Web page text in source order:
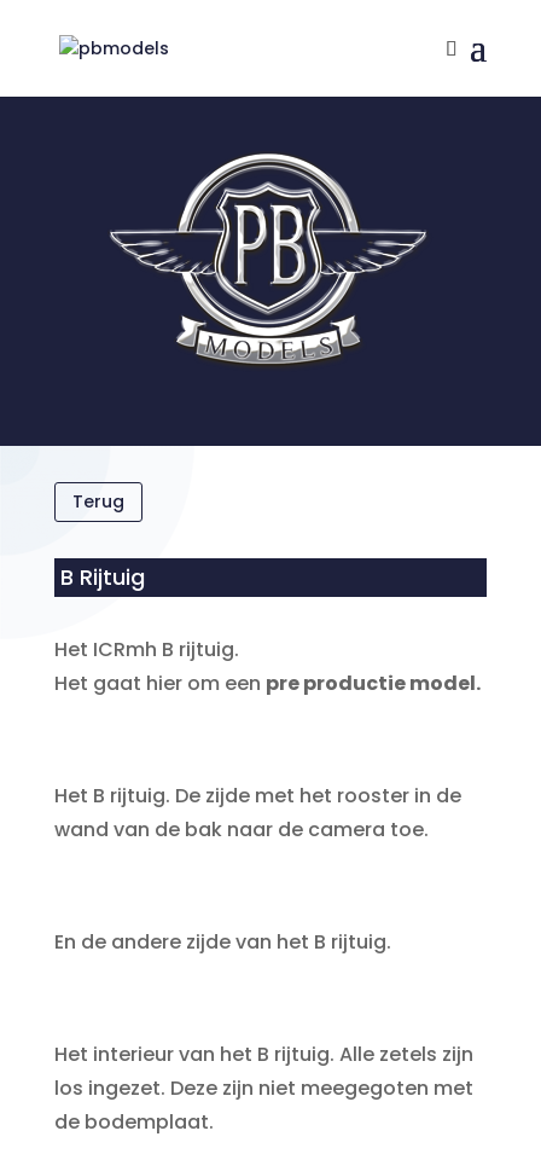
Terug
B Rijtuig
Het ICRmh B rijtuig.
Het gaat hier om een pre productie model.
Het B rijtuig. De zijde met het rooster in de
wand van de bak naar de camera toe.
En de andere zijde van het B rijtuig.
Het interieur van het B rijtuig. Alle zetels zijn
los ingezet. Deze zijn niet meegegoten met
de bodemplaat.